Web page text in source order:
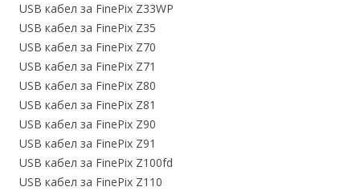
USB кабел за FinePix Z33WP
USB кабел за FinePix Z35
USB кабел за FinePix Z70
USB кабел за FinePix Z71
USB кабел за FinePix Z80
USB кабел за FinePix Z81
USB кабел за FinePix Z90
USB кабел за FinePix Z91
USB кабел за FinePix Z100fd
USB кабел за FinePix Z110